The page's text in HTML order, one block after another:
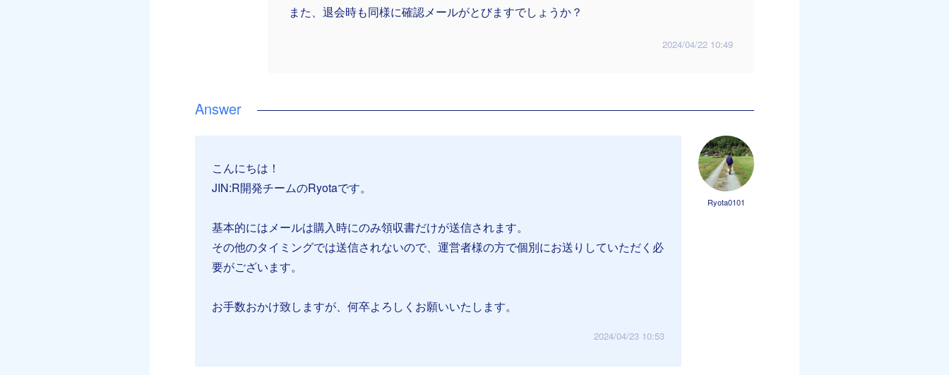
また、退会時も同様に確認メールがとびますでしょうか？
2024/04/22 10:49
Ryota0101
こんにちは！
JIN:R開発チームのRyotaです。
基本的にはメールは購入時にのみ領収書だけが送信されます。
その他のタイミングでは送信されないので、運営者様の方で個別にお送りしていただく必
要がございます。
お手数おかけ致しますが、何卒よろしくお願いいたします。
2024/04/23 10:53